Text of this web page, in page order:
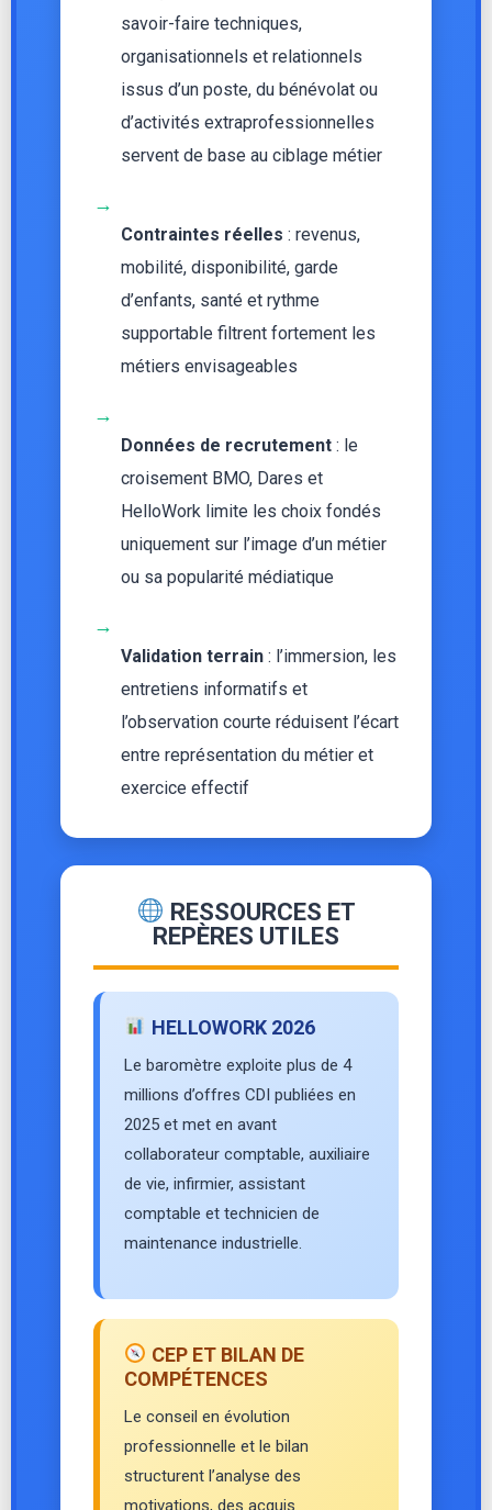
savoir-faire techniques,
organisationnels et relationnels
issus d’un poste, du bénévolat ou
d’activités extraprofessionnelles
servent de base au ciblage métier
→
Contraintes réelles : revenus,
mobilité, disponibilité, garde
d’enfants, santé et rythme
supportable filtrent fortement les
métiers envisageables
→
Données de recrutement : le
croisement BMO, Dares et
HelloWork limite les choix fondés
uniquement sur l’image d’un métier
ou sa popularité médiatique
→
Validation terrain : l’immersion, les
entretiens informatifs et
l’observation courte réduisent l’écart
entre représentation du métier et
exercice effectif
RESSOURCES ET
REPÈRES UTILES
HELLOWORK 2026
Le baromètre exploite plus de 4
millions d’offres CDI publiées en
2025 et met en avant
collaborateur comptable, auxiliaire
de vie, infirmier, assistant
comptable et technicien de
maintenance industrielle.
CEP ET BILAN DE
COMPÉTENCES
Le conseil en évolution
professionnelle et le bilan
structurent l’analyse des
motivations, des acquis